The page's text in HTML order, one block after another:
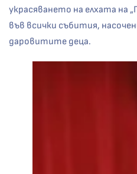
украсяването на елхата на
във всички събития,
даровитите деца.